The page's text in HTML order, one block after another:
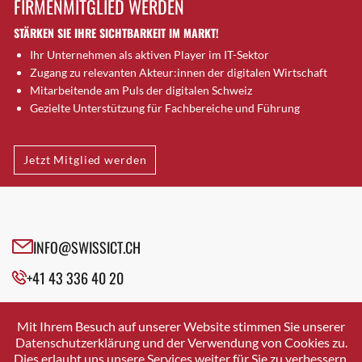
Brugg AG
Brütten
Bubendorf
Bubikon
Buchs (SG)
Bäretswil
Bülach
Cazis
Crissier
Davos Platz
Dierikon
Dietikon
FIRMENMITGLIED WERDEN
STÄRKEN SIE IHRE SICHTBARKEIT IM MARKT!
Ihr Unternehmen als aktiven Player im IT-Sektor
Zugang zu relevanten Akteur:innen der digitalen Wirtschaft
Mitarbeitende am Puls der digitalen Schweiz
Gezielte Unterstützung für Fachbereiche und Führung
Jetzt Mitglied werden
INFO@SWISSICT.CH
+41 43 336 40 20
SWISSICT
VULKANSTRASSE 120
8048 ZURICH
Mit Ihrem Besuch auf unserer Website stimmen Sie unserer
Datenschutzerklärung und der Verwendung von Cookies zu.
Dies erlaubt uns unsere Services weiter für Sie zu verbessern.